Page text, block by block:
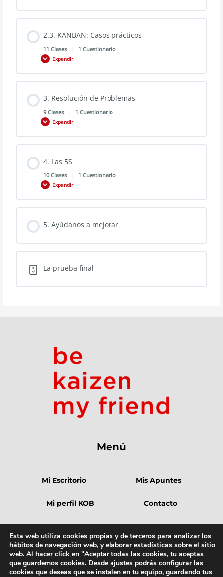
2.3. KANBAN: Casos prácticos
11 Clases | 1 Cuestionario
Expandir
3. Resolución de Problemas
9 Clases | 1 Cuestionario
Expandir
4. Las 5S
10 Clases | 1 Cuestionario
Expandir
5. Ayúdanos a mejorar
La prueba final
Menú
Mi Escritorio Mis Apuntes
Mi perfil KOB Contacto
© 2021 KaosBustersAviso LegalPolítica de Privacidad
Esta web utiliza cookies propias y de terceros para analizar los
hábitos de navegación web, y elaborar estadísticas sobre el sitio
web. Al hacer click en "Aceptar todas las cookies, tu aceptas
que guardemos cookies. Desde ajustes podrás configurar las
cookies que deseas que se instalen en tu equipo, guardando tus